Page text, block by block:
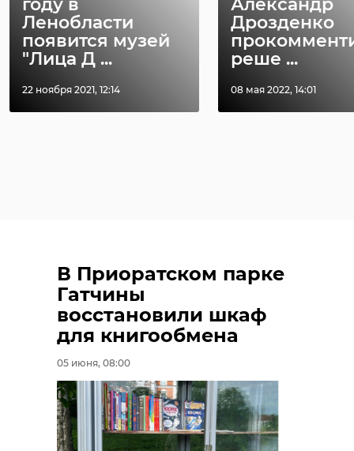
году в
Ленобласти
появится музей
"Лица Д ...
22 ноября 2021, 12:14
Александр
Дрозденко
реше ...
08 мая 2022, 14:01
В Приоратском парке
Гатчины
восстановили шкаф
для книгообмена
05 июня, 08:00